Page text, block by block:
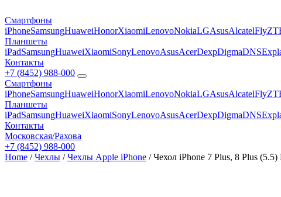
Смартфоны
iPhoneSamsungHuaweiHonorXiaomiLenovoNokiaLGAsusAlcatelFly
Планшеты
iPadSamsungHuaweiXiaomiSonyLenovoAsusAcerDexpDigmaDNS
Контакты
+7 (8452) 988-000
Смартфоны
iPhoneSamsungHuaweiHonorXiaomiLenovoNokiaLGAsusAlcatelFly
Планшеты
iPadSamsungHuaweiXiaomiSonyLenovoAsusAcerDexpDigmaDNS
Контакты
Московская/Рахова
+7 (8452) 988-000
Home /Чехлы /Чехлы Apple iPhone / Чехол iPhone 7 Plus, 8 Plus